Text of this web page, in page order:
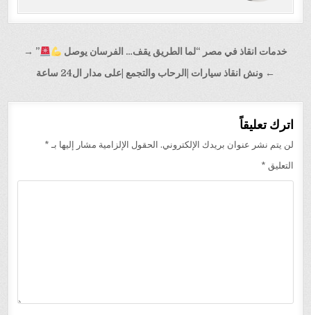
تصفّح
المقالات
خدمات انقاذ في مصر “لما الطريق يقف… الفرسان يوصل ” →
← ونش انقاذ سيارات |الرحاب والتجمع |على مدار ال24 ساعة
اترك تعليقاً
لن يتم نشر عنوان بريدك الإلكتروني. الحقول الإلزامية مشار إليها بـ *
التعليق *